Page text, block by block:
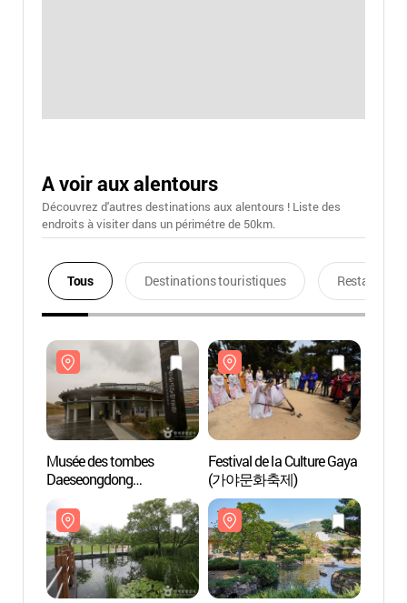
A voir aux alentours
Découvrez d'autres destinations aux alentours ! Liste des
endroits à visiter dans un périmétre de 50km.
Tous Destinations touristiques Restaurants
Musée des tombes
Daeseongdong
(대성동고분박물관)
Festival de la Culture Gaya
(가야문화축제)